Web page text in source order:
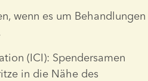
wenn es um Behandlungen
(ICI): Spendersamen
in die Nähe des